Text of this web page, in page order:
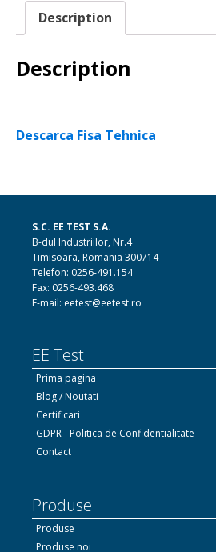
Description
Description
Descarca Fisa Tehnica
S.C. EE TEST S.A.
B-dul Industriilor, Nr.4
Timisoara, Romania 300714
Telefon: 0256-491.154
Fax: 0256-493.468
E-mail: eetest@eetest.ro
EE Test
Prima pagina
Blog / Noutati
Certificari
GDPR - Politica de Confidentialitate
Contact
Produse
Produse
Produse noi